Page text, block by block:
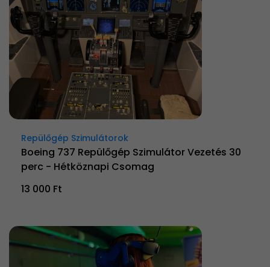
Repülőgép Szimulátorok
Boeing 737 Repülőgép Szimulátor Vezetés 30
perc - Hétköznapi Csomag
13 000 Ft